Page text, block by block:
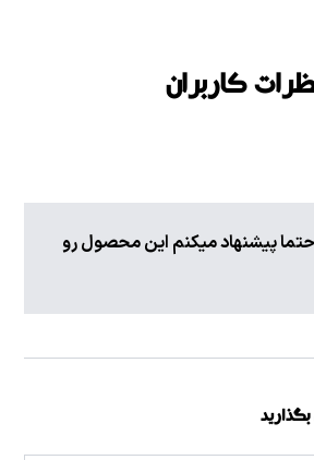
کاربران
پیشنهاد میکنم این محصول رو